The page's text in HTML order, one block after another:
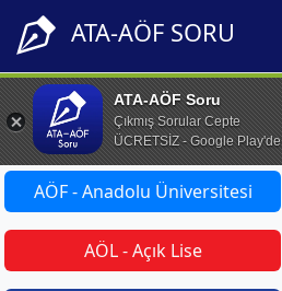
ATA-AÖF SORU
ATA-AÖF Soru
Çıkmış Sorular Cepte
ÜCRETSİZ - Google Play'de
AÖF - Anadolu Üniversitesi
AÖL - Açık Lise